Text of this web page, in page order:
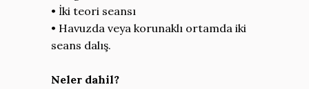
• İki teori seansı
• Havuzda veya korunaklı ortamda iki
seans dalış.
Neler dahil?